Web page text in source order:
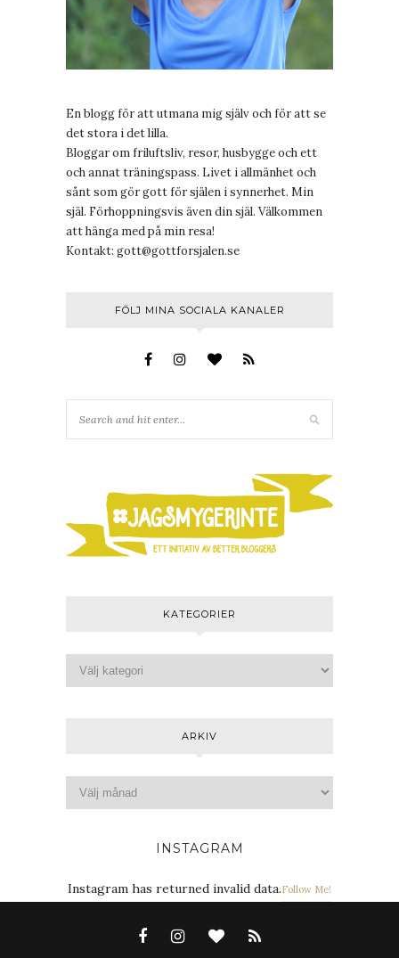
En blogg för att utmana mig själv och för att se
det stora i det lilla.
Bloggar om friluftsliv, resor, husbygge och ett
och annat träningspass. Livet i allmänhet och
sånt som gör gott för själen i synnerhet. Min
själ. Förhoppningsvis även din själ. Välkommen
att hänga med på min resa!
Kontakt: gott@gottforsjalen.se
FÖLJ MINA SOCIALA KANALER
KATEGORIER
ARKIV
INSTAGRAM
Instagram has returned invalid data.Follow Me!